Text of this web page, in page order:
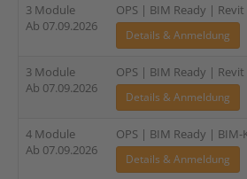
3 Module
Ab 07.09.2026
OPS | BIM Ready |
Details & Anmeldung
3 Module
Ab 07.09.2026
OPS | BIM Ready |
Details & Anmeldung
4 Module
Ab 07.09.2026
OPS | BIM Ready |
Details & Anmeldung